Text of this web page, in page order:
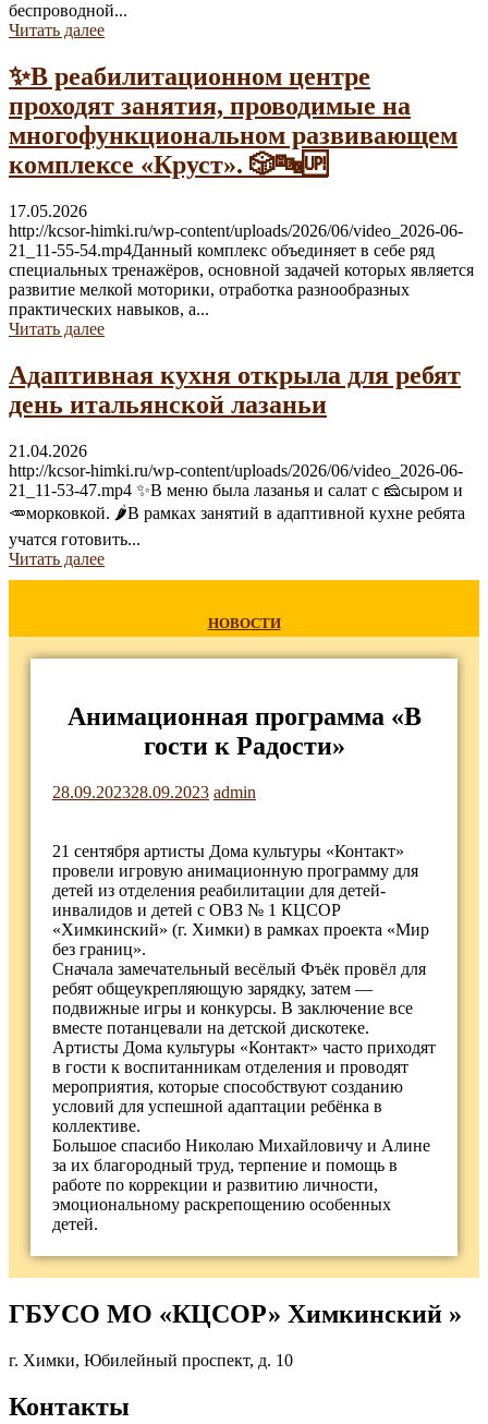
беспроводной...
Читать далее
✨В реабилитационном центре
проходят занятия, проводимые на
многофункциональном развивающем
комплексе «Круст». 🎲🔤🆙
17.05.2026
http://kcsor-himki.ru/wp-content/uploads/2026/06/video_2026-06-
21_11-55-54.mp4Данный комплекс объединяет в себе ряд
специальных тренажёров, основной задачей которых является
развитие мелкой моторики, отработка разнообразных
практических навыков, а...
Читать далее
Адаптивная кухня открыла для ребят
день итальянской лазаньи
21.04.2026
http://kcsor-himki.ru/wp-content/uploads/2026/06/video_2026-06-
21_11-53-47.mp4 ✨В меню была лазанья и салат с 🧀сыром и
🥕морковкой. 🌶В рамках занятий в адаптивной кухне ребята
учатся готовить...
Читать далее
НОВОСТИ
Анимационная программа «В
гости к Радости»
28.09.202328.09.2023 admin
21 сентября артисты Дома культуры «Контакт»
провели игровую анимационную программу для
детей из отделения реабилитации для детей-
инвалидов и детей с ОВЗ № 1 КЦСОР
«Химкинский» (г. Химки) в рамках проекта «Мир
без границ».
Сначала замечательный весёлый Фъёк провёл для
ребят общеукрепляющую зарядку, затем —
подвижные игры и конкурсы. В заключение все
вместе потанцевали на детской дискотеке.
Артисты Дома культуры «Контакт» часто приходят
в гости к воспитанникам отделения и проводят
мероприятия, которые способствуют созданию
условий для успешной адаптации ребёнка в
коллективе.
Большое спасибо Николаю Михайловичу и Алине
за их благородный труд, терпение и помощь в
работе по коррекции и развитию личности,
эмоциональному раскрепощению особенных
детей.
ГБУСО МО «КЦСОР» Химкинский »
г. Химки, Юбилейный проспект, д. 10
Контакты